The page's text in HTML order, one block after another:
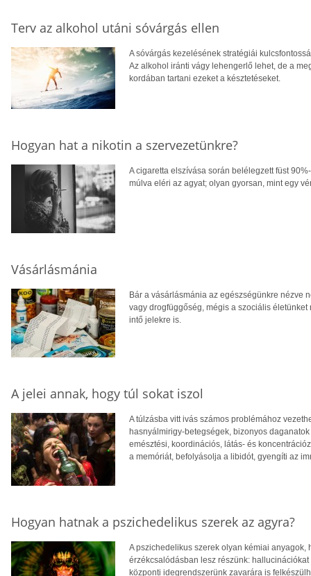
Terv az alkohol utáni sóvárgás ellen
A sóvárgás kezelésének stratégiái
Az alkohol iránti vágy lehengerlő lehet, de a
kordában tartani ezeket a késztetéseket.
Hogyan hat a nikotin a szervezetünkre?
A cigaretta elszívása során belélegzett füst
múlva eléri az agyat; olyan gyorsan, mint egy
Vásárlásmánia
Bár a vásárlásmánia az egészségünkre nézve
vagy drogfüggőség, mégis a szociális
intő jelekre is.
A jelei annak, hogy túl sokat iszol
A túlzásba vitt ivás számos problémához
hasnyálmirigy-betegségek, bizonyos
emésztési, koordinációs, látás- és
a memóriát, befolyásolja a libidót, gyengíti az
Hogyan hatnak a pszichedelikus szerek az agyra?
A pszichedelikus szerek olyan kémiai
érzékcsalódásban lesz részünk:
központi idegrendszerünk zavarára is